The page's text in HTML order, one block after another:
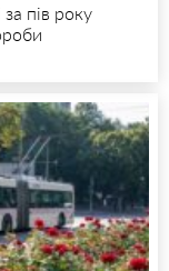
пів року